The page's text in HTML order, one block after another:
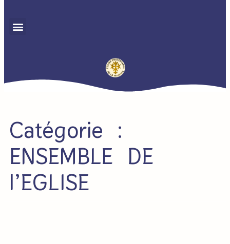
Catégorie :
ENSEMBLE DE
l’EGLISE